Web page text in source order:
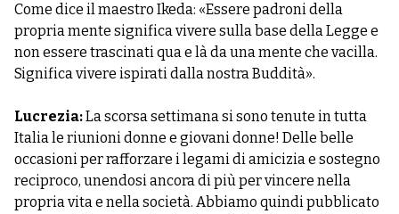
Come dice il maestro Ikeda: «Essere padroni della
propria mente significa vivere sulla base della Legge e
non essere trascinati qua e là da una mente che vacilla.
Significa vivere ispirati dalla nostra Buddità».
Lucrezia:La scorsa settimana si sono tenute in tutta
Italia le riunioni donne e giovani donne! Delle belle
occasioni per rafforzare i legami di amicizia e sostegno
reciproco, unendosi ancora di più per vincere nella
propria vita e nella società. Abbiamo quindi pubblicato